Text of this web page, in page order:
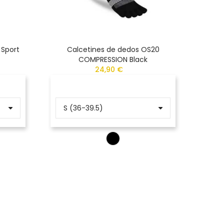
Calcetines de dedos OS20
COMPRESSION Black
24,90 €